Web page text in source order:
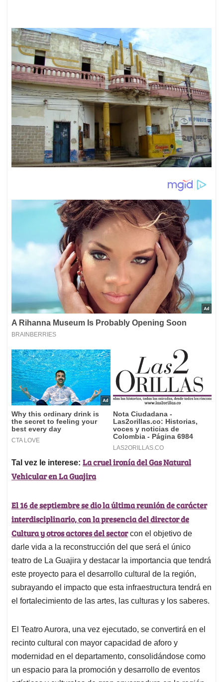
Tal vez le interese: La cruel ironía del Gas Natural
Vehicular en La Guajira
El 16 de septiembre se dio la última reunión de carácter
interdisciplinario, con la presencia del director de
Cultura y otros actores del sectorcon el objetivo de
darle vida a la reconstrucción del que será el único
teatro de La Guajira y destacar la importancia que tendrá
este proyecto para el desarrollo cultural de la región,
subrayando el impacto que esta infraestructura tendrá en
el fortalecimiento de las artes, las culturas y los saberes.
El Teatro Aurora, una vez ejecutado, se convertirá en el
recinto cultural con mayor capacidad de aforo y
modernidad en el departamento, consolidándose como
un espacio para la promoción y desarrollo de eventos